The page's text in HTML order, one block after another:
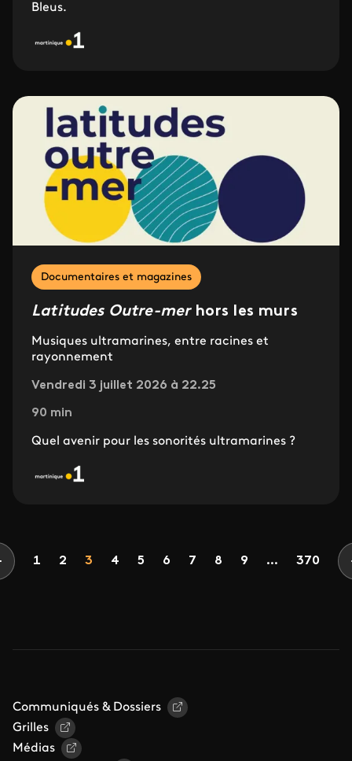
Bleus.
Documentaires et magazines
Latitudes Outre-merhors les murs
Musiques ultramarines, entre racines et
rayonnement
Vendredi 3 juillet 2026 à 22.25
90 min
Quel avenir pour les sonorités ultramarines ?
Pagination
précédente
Page
1 Page
2 Page
3 Page
4 Page
5 Page
6 Page
7 Page
8 Page
9 ... 370
Communiqués & Dossiers
Grilles
Médias